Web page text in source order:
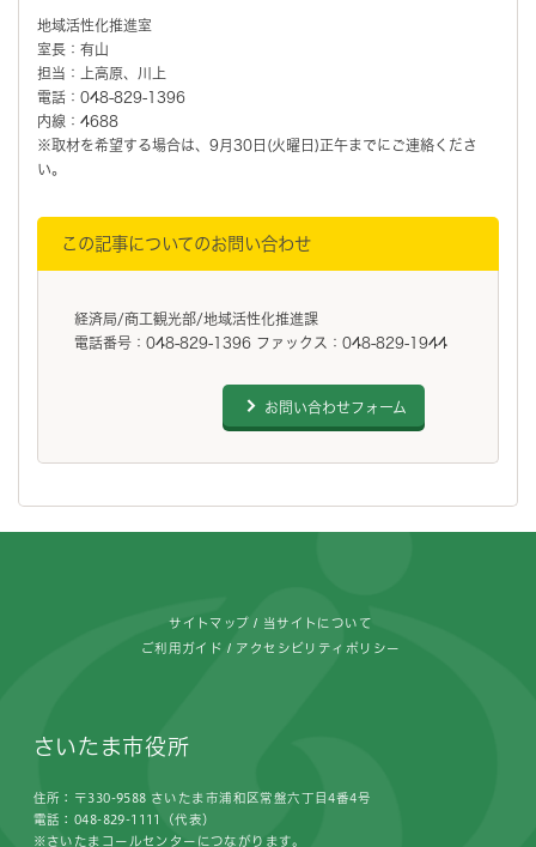
地域活性化推進室
室長：有山
担当：上高原、川上
電話：048-829-1396
内線：4688
※取材を希望する場合は、9月30日(火曜日)正午までにご連絡くださ
い。
この記事についてのお問い合わせ
経済局/商工観光部/地域活性化推進課
電話番号：048-829-1396 ファックス：048-829-1944
お問い合わせフォーム
サイトマップ 当サイトについて
ご利用ガイド アクセシビリティポリシー
さいたま市役所
住所：〒330-9588 さいたま市浦和区常盤六丁目4番4号
電話：048-829-1111（代表）
※さいたまコールセンターにつながります。